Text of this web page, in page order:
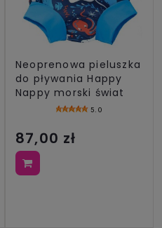
Neoprenowa pieluszka
do pływania Happy
Nappy morski świat
5.0
87,00 zł